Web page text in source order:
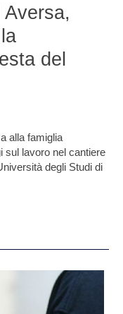
del
alla famiglia
sul lavoro nel cantiere
degli Studi di